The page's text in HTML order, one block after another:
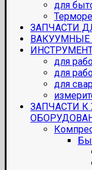
для
ЗАПЧАСТИ
ВАКУУМНЫЕ
для
для
для
ЗАПЧАСТИ